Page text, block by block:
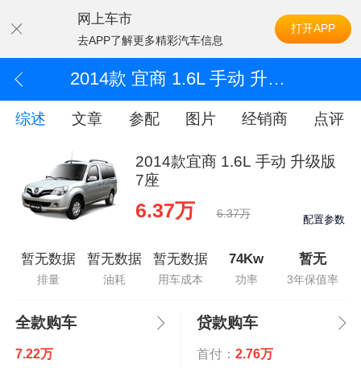
网上车市
去APP了解更多精彩汽车信息
打开APP
2014款 宜商 1.6L 手动 升级版 7座
综述 文章 参配 图片 经销商 点评
2014款宜商 1.6L 手动 升级版
7座
6.37万 6.37万 配置参数
暂无数据
排量
暂无数据
油耗
暂无数据
用车成本
74Kw
功率
暂无
3年保值率
全款购车
7.22万
贷款购车
首付： 2.76万